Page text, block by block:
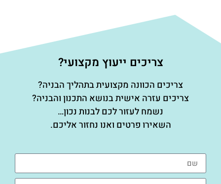
צריכים ייעוץ מקצועי?
צריכים הכוונה מקצועית בתהליך הבניה?
צריכים עזרה אישית בנושא התכנון והבניה?
נשמח לעזור לכם לבנות נכון…
השאירו פרטים ואנו נחזור אליכם.